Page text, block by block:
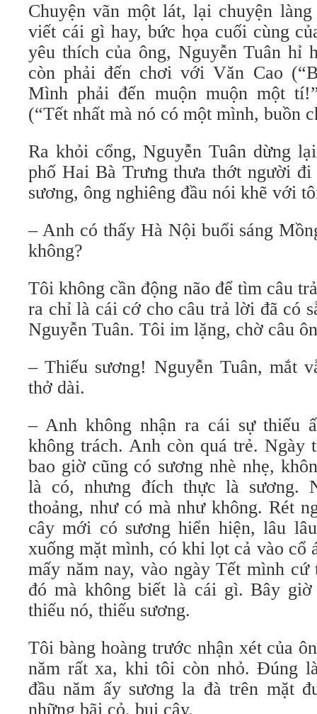
Chuyện vãn một lát, lại chuyện
viết cái gì hay, bức họa cuối cùng
yêu thích của ông, Nguyễn Tuân hỉ
còn phải đến chơi với Văn Cao
Mình phải đến muộn muộn một
(“Tết nhất mà nó có một mình, buồn
Ra khỏi cổng, Nguyễn Tuân dừng
phố Hai Bà Trưng thưa thớt người đi
sương, ông nghiêng đầu nói khẽ với
– Anh có thấy Hà Nội buổi sáng
không?
Tôi không cần động não để tìm câu
ra chỉ là cái cớ cho câu trả lời đã có
Nguyễn Tuân. Tôi im lặng, chờ câu
– Thiếu sương! Nguyễn Tuân, mắt
thở dài.
– Anh không nhận ra cái sự thiếu
không trách. Anh còn quá trẻ. Ngày
bao giờ cũng có sương nhè nhẹ,
là có, nhưng đích thực là sương.
thoảng, như có mà như không. Rét
cây mới có sương hiển hiện, lâu
xuống mặt mình, có khi lọt cả vào cổ
mấy năm nay, vào ngày Tết mình
đó mà không biết là cái gì. Bây
thiếu nó, thiếu sương.
Tôi bàng hoàng trước nhận xét của
năm rất xa, khi tôi còn nhỏ. Ðúng
đầu năm ấy sương la đà trên mặt
những bãi cỏ, bụi cây.